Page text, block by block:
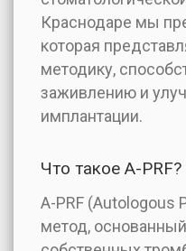
Краснодаре мы
которая
методику,
заживлению и
имплантации.
Что такое А-РRF?
А-РRF (Autologous
метод,